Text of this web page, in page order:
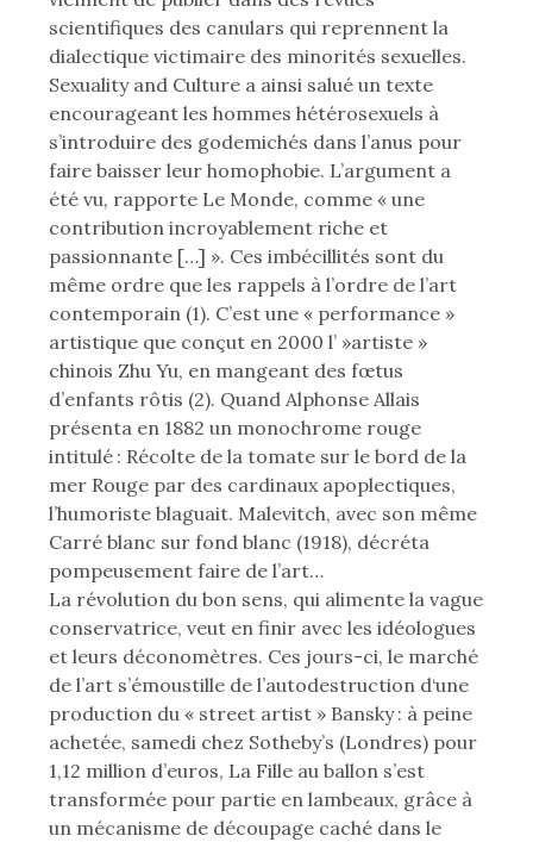
A
N
scientifiques des canulars qui reprennent la
dialectique victimaire des minorités sexuelles.
Sexuality and Culture a ainsi salué un texte
encourageant les hommes hétérosexuels à
s’introduire des godemichés dans l’anus pour
faire baisser leur homophobie. L’argument a
été vu, rapporte Le Monde, comme « une
contribution incroyablement riche et
passionnante […] ». Ces imbécillités sont du
même ordre que les rappels à l’ordre de l’art
contemporain (1). C’est une « performance »
artistique que conçut en 2000 l’ »artiste »
chinois Zhu Yu, en mangeant des fœtus
d’enfants rôtis (2). Quand Alphonse Allais
présenta en 1882 un monochrome rouge
intitulé : Récolte de la tomate sur le bord de la
mer Rouge par des cardinaux apoplectiques,
l’humoriste blaguait. Malevitch, avec son même
Carré blanc sur fond blanc (1918), décréta
pompeusement faire de l’art…
La révolution du bon sens, qui alimente la vague
conservatrice, veut en finir avec les idéologues
et leurs déconomètres. Ces jours-ci, le marché
de l’art s’émoustille de l’autodestruction d‘une
production du « street artist » Bansky : à peine
achetée, samedi chez Sotheby’s (Londres) pour
1,12 million d’euros, La Fille au ballon s’est
transformée pour partie en lambeaux, grâce à
un mécanisme de découpage caché dans le